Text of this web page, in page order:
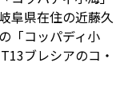
阜県在住の近藤久
「コッパディ小
ブレシアのコ・